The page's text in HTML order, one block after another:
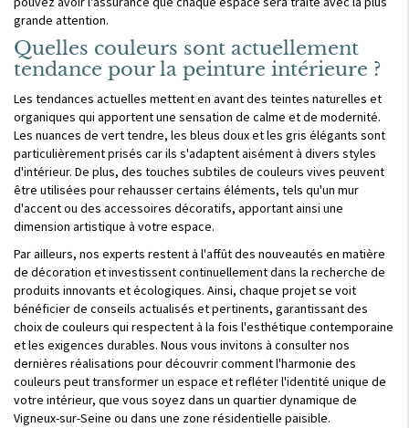
grande attention.
Quelles couleurs sont actuellement
tendance pour la peinture intérieure ?
Les tendances actuelles mettent en avant des teintes naturelles et
organiques qui apportent une sensation de calme et de modernité.
Les nuances de vert tendre, les bleus doux et les gris élégants sont
particulièrement prisés car ils s'adaptent aisément à divers styles
d'intérieur. De plus, des touches subtiles de couleurs vives peuvent
être utilisées pour rehausser certains éléments, tels qu'un mur
d'accent ou des accessoires décoratifs, apportant ainsi une
dimension artistique à votre espace.
Par ailleurs, nos experts restent à l'affût des nouveautés en matière
de décoration et investissent continuellement dans la recherche de
produits innovants et écologiques. Ainsi, chaque projet se voit
bénéficier de conseils actualisés et pertinents, garantissant des
choix de couleurs qui respectent à la fois l'esthétique contemporaine
et les exigences durables. Nous vous invitons à consulter nos
dernières réalisations pour découvrir comment l'harmonie des
couleurs peut transformer un espace et refléter l'identité unique de
votre intérieur, que vous soyez dans un quartier dynamique de
Vigneux-sur-Seine ou dans une zone résidentielle paisible.